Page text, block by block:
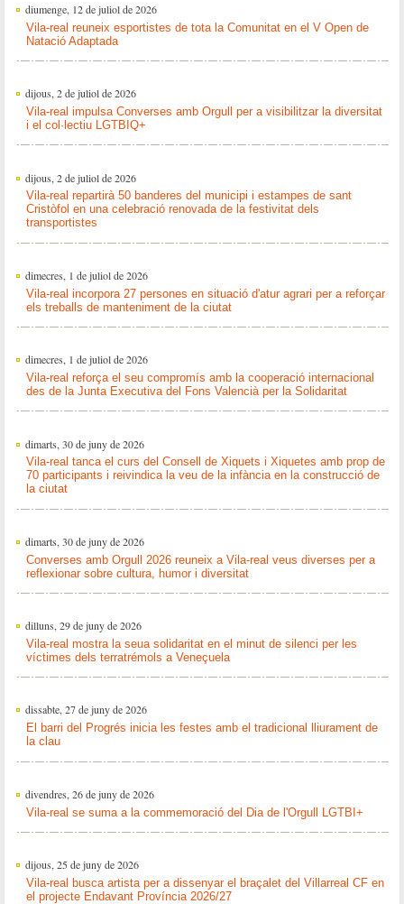
diumenge, 12 de juliol de 2026
Vila-real reuneix esportistes de tota la Comunitat en el V Open de
Natació Adaptada
dijous, 2 de juliol de 2026
Vila-real impulsa Converses amb Orgull per a visibilitzar la diversitat
i el col·lectiu LGTBIQ+
dijous, 2 de juliol de 2026
Vila-real repartirà 50 banderes del municipi i estampes de sant
Cristòfol en una celebració renovada de la festivitat dels
transportistes
dimecres, 1 de juliol de 2026
Vila-real incorpora 27 persones en situació d'atur agrari per a reforçar
els treballs de manteniment de la ciutat
dimecres, 1 de juliol de 2026
Vila-real reforça el seu compromís amb la cooperació internacional
des de la Junta Executiva del Fons Valencià per la Solidaritat
dimarts, 30 de juny de 2026
Vila-real tanca el curs del Consell de Xiquets i Xiquetes amb prop de
70 participants i reivindica la veu de la infància en la construcció de
la ciutat
dimarts, 30 de juny de 2026
Converses amb Orgull 2026 reuneix a Vila-real veus diverses per a
reflexionar sobre cultura, humor i diversitat
dilluns, 29 de juny de 2026
Vila-real mostra la seua solidaritat en el minut de silenci per les
víctimes dels terratrémols a Veneçuela
dissabte, 27 de juny de 2026
El barri del Progrés inicia les festes amb el tradicional lliurament de
la clau
divendres, 26 de juny de 2026
Vila-real se suma a la commemoració del Dia de l'Orgull LGTBI+
dijous, 25 de juny de 2026
Vila-real busca artista per a dissenyar el braçalet del Villarreal CF en
el projecte Endavant Província 2026/27